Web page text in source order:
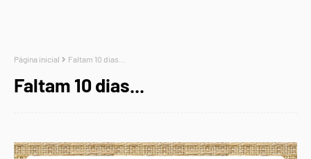
Página inicial Faltam 10 dias...
Faltam 10 dias...